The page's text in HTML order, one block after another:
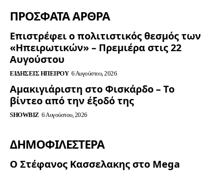
ΠΡΟΣΦΑΤΑ ΑΡΘΡΑ
Επιστρέφει ο πολιτιστικός θεσμός των
«Ηπειρωτικών» – Πρεμιέρα στις 22
Αυγούστου
ΕΙΔΉΣΕΙΣ ΗΠΕΊΡΟΥ 6 Αυγούστου, 2026
Αμακιγιάριστη στο Φισκάρδο – Το
βίντεο από την έξοδό της
SHOWBIZ 6 Αυγούστου, 2026
ΔΗΜΟΦΙΛΈΣΤΕΡΑ
Ο Στέφανος Κασσελακης στο Mega